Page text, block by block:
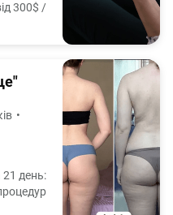
300$ /
•
21 день: